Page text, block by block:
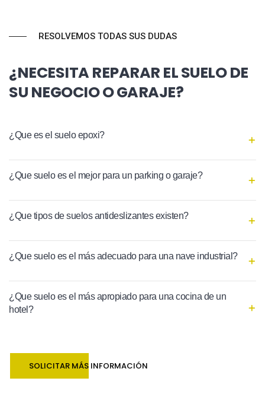
RESOLVEMOS TODAS SUS DUDAS
¿NECESITA REPARAR EL SUELO DE
SU NEGOCIO O GARAJE?
¿Que es el suelo epoxi?
¿Que suelo es el mejor para un parking o garaje?
¿Que tipos de suelos antideslizantes existen?
¿Que suelo es el más adecuado para una nave industrial?
¿Que suelo es el más apropiado para una cocina de un
hotel?
SOLICITAR MÁS INFORMACIÓN